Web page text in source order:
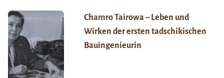
Chamro Tairowa – Leben und
Wirken der ersten tadschikischen
Bauingenieurin